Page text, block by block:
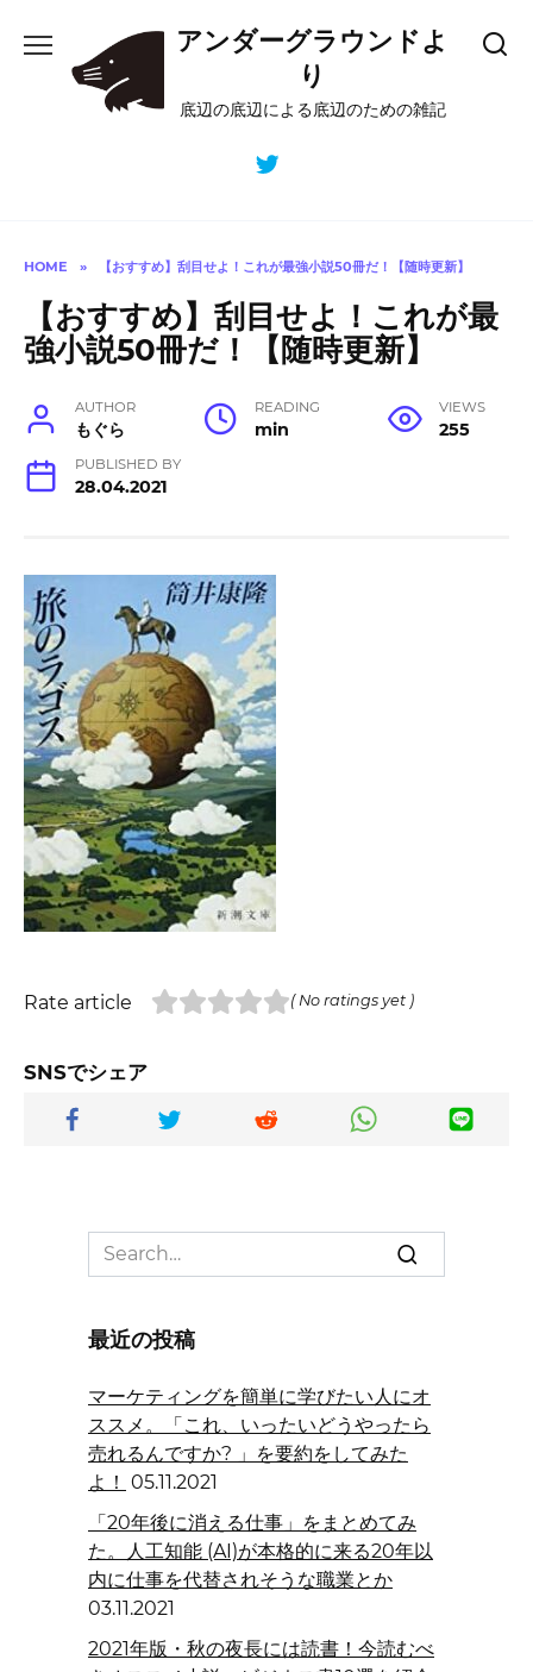
content
アンダーグラウンドよ
り
底辺の底辺による底辺のための雑記
HOME » 【おすすめ】刮目せよ！これが最強小説50冊だ！【随時更新】
【おすすめ】刮目せよ！これが最
強小説50冊だ！【随時更新】
AUTHOR
もぐら
READING
min
VIEWS
255
PUBLISHED BY
28.04.2021
Rate article ( No ratings yet )
SNSでシェア
Search
for:
最近の投稿
マーケティングを簡単に学びたい人にオ
ススメ。「これ、いったいどうやったら
売れるんですか? 」を要約をしてみた
よ！ 05.11.2021
「20年後に消える仕事」をまとめてみ
た。人工知能 (AI)が本格的に来る20年以
内に仕事を代替されそうな職業とか
03.11.2021
2021年版・秋の夜長には読書！今読むべ